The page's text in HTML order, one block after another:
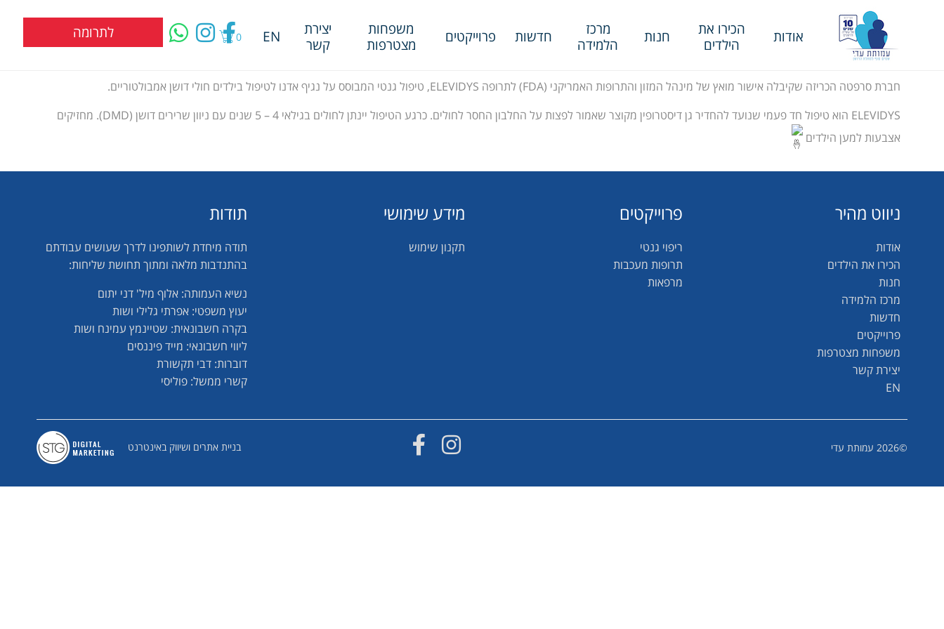
אודות
הכירו את
הילדים
חנות
מרכז
הלמידה
חדשות פרוייקטים
משפחות
מצטרפות
יצירת
קשר
EN
0 לתרומה
חברת סרפטה הכריזה שקיבלה אישור מואץ של מינהל המזון והתרופות האמריקני (FDA) לתרופה ELEVIDYS, טיפול גנטי המבוסס על נגיף אדנו לטיפול בילדים חולי דושן אמבולטוריים.
ELEVIDYS הוא טיפול חד פעמי שנועד להחדיר גן דיסטרופין מקוצר שאמור לפצות על החלבון החסר לחולים. כרגע הטיפול יינתן לחולים בגילאי 4 – 5 שנים עם ניוון שרירים דושן (DMD). מחזיקים
אצבעות למען הילדים
ניווט מהיר
אודות
הכירו את הילדים
חנות
מרכז הלמידה
חדשות
פרוייקטים
משפחות מצטרפות
יצירת קשר
EN
פרוייקטים
ריפוי גנטי
תרופות מעכבות
מרפאות
מידע שימושי
תקנון שימוש
תודות
תודה מיחדת לשותפינו לדרך שעושים עבודתם
בהתנדבות מלאה ומתוך תחושת שליחות:
נשיא העמותה: אלוף מיל' דני יתום
יעוץ משפטי: אפרתי גלילי ושות
בקרה חשבונאית: שטיינמץ עמינח ושות
ליווי חשבונאי: מייד פיננסים
דוברות: דבי תקשורת
קשרי ממשל: פוליסי
©2026 עמותת עדי בניית אתרים ושיווק באינטרנט